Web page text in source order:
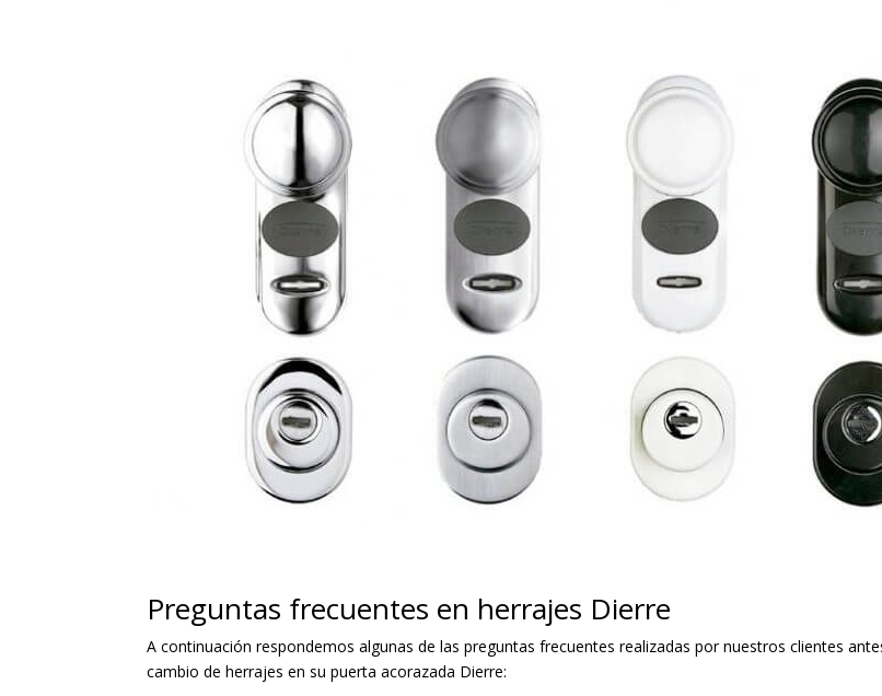
Preguntas frecuentes en herrajes Dierre
A continuación respondemos algunas de las preguntas frecuentes realizadas por nuestros clientes
cambio de herrajes en su puerta acorazada Dierre: